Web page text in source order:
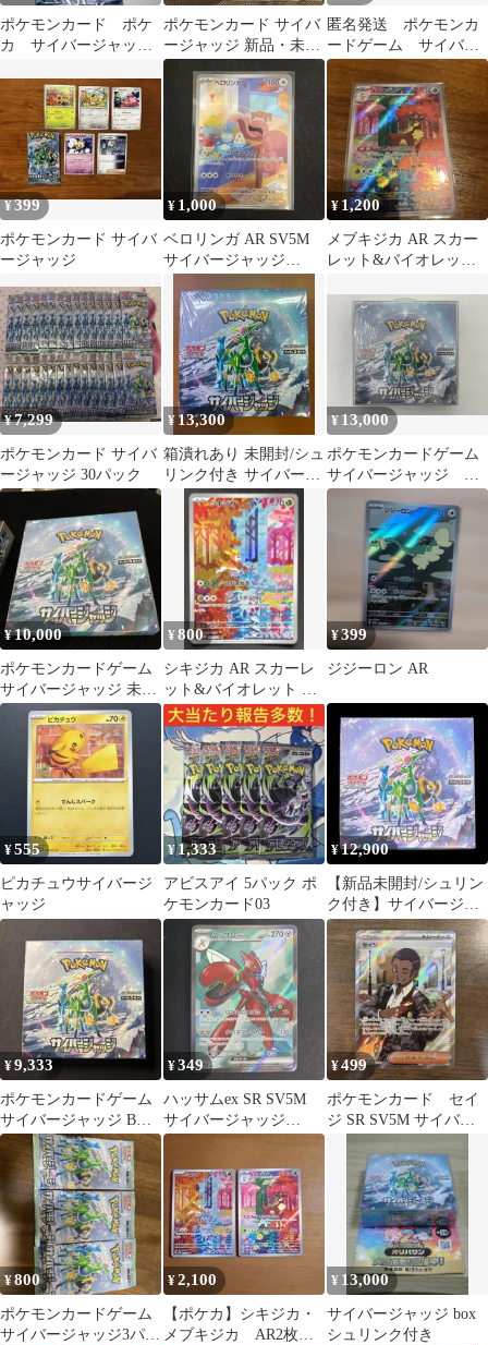
ポケモンカード ポケ
カ サイバージャッジ
ポケモンカード サイバ
ージャッジ 新品・未開
封18パック
匿名発送 ポケモンカ
ードゲーム サイバー
ジャッジ 5枚 レア入
り
¥399
ポケモンカード サイバ
ージャッジ
¥ 1,000
ベロリンガ AR SV5M
サイバージャッジ
¥ 1,200
メブキジカ AR スカー
レット&バイオレット
ャッジ 0…
¥7,299
ポケモンカード サイバ
ージャッジ 30パック
¥ 13,300
箱潰れあり 未開封/シュ
リンク付き サイバージ
ャッジ BOX ポケモン
カードゲーム スカーレ
ット&バイオレット
¥13,000
ポケモンカードゲーム
サイバージャッジ シ
ュリンク付き
¥10,000
ポケモンカードゲーム
サイバージャッジ 未開
封BOX
¥800
シキジカ AR スカーレ
ット&バイオレット 拡
張パック サイバージャ
ッジ 07…
¥399
ジジーロン AR
¥555
ピカチュウサイバージ
ャッジ
¥ 1,333
アビスアイ 5パック ポ
ケモンカード03
¥12,900
【新品未開封/シュリン
ク付き】サイバージャ
ッジ 拡張パック 1BOX
sv5m
¥9,333
ポケモンカードゲーム
サイバージャッジ BOX
シュリンク無 ペリペリ
¥349
ハッサムex SR SV5M
サイバージャッジ
089/071 ポケモンカード
¥499
ポケモンカード セイ
ジ SR SV5M サイバー
ジャッジ まとめて売
り ポケカ
¥800
ポケモンカードゲーム
サイバージャッジ3パッ
¥2,100
【ポケカ】シキジカ・
メブキジカ AR2枚セ
¥ 13,000
サイバージャッジ box
シュリンク付き